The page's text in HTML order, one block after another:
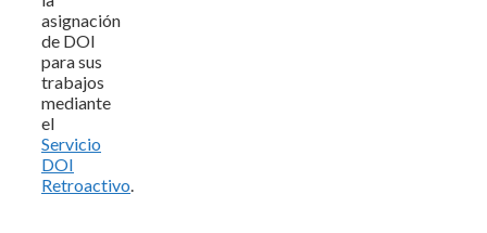
asignación
de DOI
para sus
trabajos
mediante
el
Servicio
DOI
Retroactivo.